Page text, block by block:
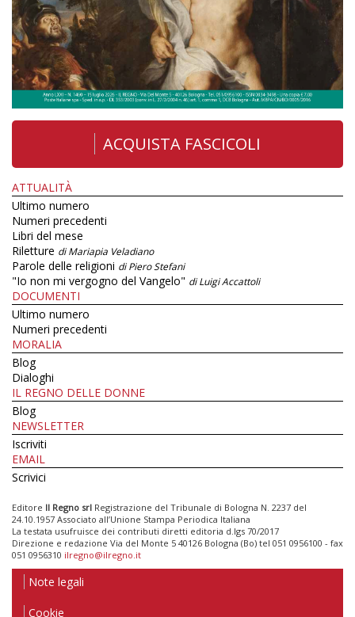
ACQUISTA FASCICOLI
ATTUALITÀ
Ultimo numero
Numeri precedenti
Libri del mese
Riletture di Mariapia Veladiano
Parole delle religioni di Piero Stefani
"Io non mi vergogno del Vangelo" di Luigi Accattoli
DOCUMENTI
Ultimo numero
Numeri precedenti
MORALIA
Blog
Dialoghi
IL REGNO DELLE DONNE
Blog
NEWSLETTER
Iscriviti
EMAIL
Scrivici
Editore Il Regno srl Registrazione del Tribunale di Bologna N. 2237 del
24.10.1957 Associato all’Unione Stampa Periodica Italiana
La testata usufruisce dei contributi diretti editoria d.lgs 70/2017
Direzione e redazione Via del Monte 5 40126 Bologna (Bo) tel 051 0956100 - fax
051 0956310 ilregno@ilregno.it
Note legali
Cookie